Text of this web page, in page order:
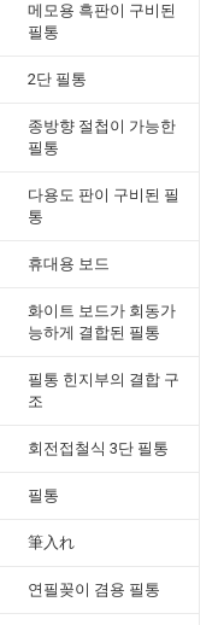
메모용 흑판이 구비된
필통
2단 필통
종방향 절첩이 가능한
필통
다용도 판이 구비된 필
통
휴대용 보드
화이트 보드가 회동가
능하게 결합된 필통
필통 힌지부의 결합 구
조
회전접철식 3단 필통
필통
筆入れ
연필꽂이 겸용 필통